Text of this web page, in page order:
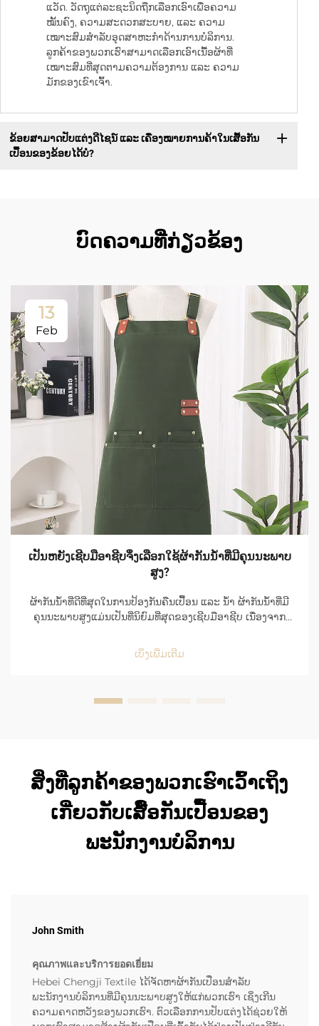
ແວັດ. ວັດຖຸແຕ່ລະຊະນິດຖືກເລືອກເອົາເພື່ອຄວາມ
ໝັ້ນຄົງ, ຄວາມສະດວກສະບາຍ, ແລະ ຄວາມ
ເໝາະສົມສຳລັບອຸດສາຫະກຳດ້ານການບໍລິການ.
ລູກຄ້າຂອງພວກເຮົາສາມາດເລືອກເອົາເນື້ອຜ້າທີ່
ເໝາະສົມທີ່ສຸດຕາມຄວາມຕ້ອງການ ແລະ ຄວາມ
ມັກຂອງເຂົາເຈົ້າ.
ຂ້ອຍສາມາດປັບແຕ່ງດີໄຊນ໌ ແລະ ເຄື່ອງໝາຍການຄ້າໃນເສື້ອກັນ
ເປື້ອນຂອງຂ້ອຍໄດ້ບໍ?
ບົດຄວາມທີ່ກ່ຽວຂ້ອງ
13
Feb
ເປັນຫຍັງເຊີບມືອາຊີບຈຶ່ງເລືອກໃຊ້ຜ້າກັນນ້ຳທີ່ມີຄຸນນະພາບ
ສູງ?
ຜ້າກັນນ້ຳທີ່ດີທີ່ສຸດໃນການປ້ອງກັນຄືນເປື້ອນ ແລະ ນ້ຳ ຜ້າກັນນ້ຳທີ່ມີ
ຄຸນນະພາບສູງແມ່ນເປັນທີ່ນິຍົມທີ່ສຸດຂອງເຊີບມືອາຊີບ ເນື່ອງຈາກ
ຍັງເຮັດໃຫ້ໃຊ້ງ່າຍໃນສະພາບແວດລ້ອມທີ່ເຕັມໄປດ້ວຍຄວາມເຄັ່ງຕຶງ
ຂອງຄິດເຊີນ...
ເບິ່ງເພີ່ມເຕີມ
ສິ່ງທີ່ລູກຄ້າຂອງພວກເຮົາເວົ້າເຖິງ
ເກີ່ຍວກັບເສື້ອກັນເປື້ອນຂອງ
ພະນັກງານບໍລິການ
John Smith
คุณภาพและบริการยอดเยี่ยม
Hebei Chengji Textile ໄດ້ຈັດຫາຜ້າກັນເປື່ອນສຳລັບ
ພະນັກງານບໍລິການທີ່ມີຄຸນນະພາບສູງໃຫ້ແກ່ພວກເຮົາ ເຊິ່ງເກີນ
ຄວາມຄາດຫວັງຂອງພວກເຮົາ. ຕົວເລືອກການປັບແຕ່ງໄດ້ຊ່ວຍໃຫ້